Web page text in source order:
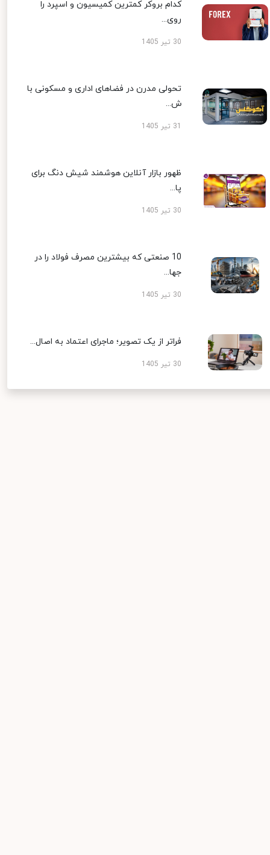
کدام بروکر کمترین کمیسیون و اسپرد را
روی...
30 تیر 1405
تحولی مدرن در فضاهای اداری و مسکونی با
ش...
ظهور بازار آنلاین هوشمند شیش دنگ برای
پا...
30 تیر 1405
10 صنعتی که بیشترین مصرف فولاد را در
جها...
30 تیر 1405
فراتر از یک تصویر؛ ماجرای اعتماد به اصال...
30 تیر 1405